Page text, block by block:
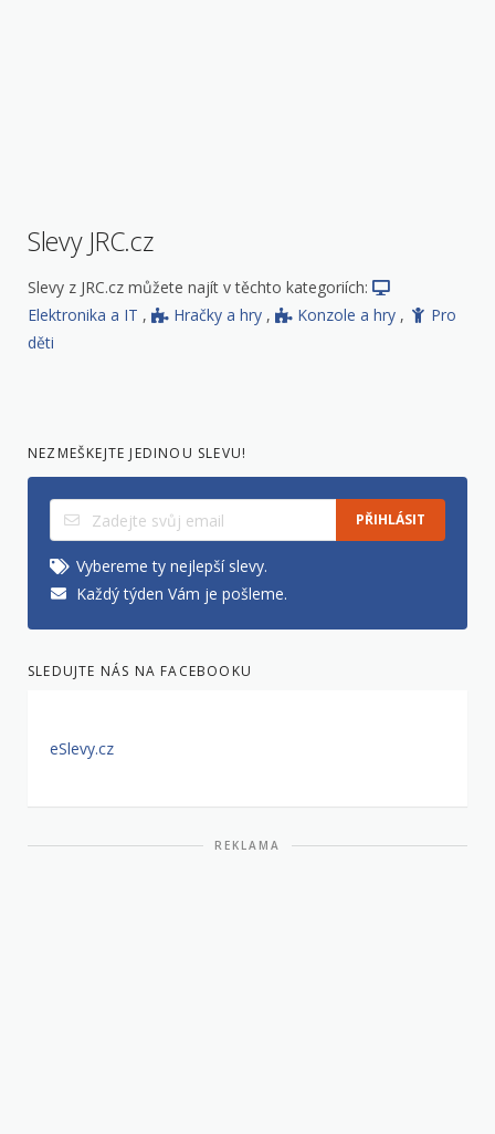
Slevy JRC.cz
Slevy z JRC.cz můžete najít v těchto kategoriích:
Elektronika a IT , Hračky a hry , Konzole a hry ,
Pro
děti
NEZMEŠKEJTE JEDINOU SLEVU!
PŘIHLÁSIT
Vybereme ty nejlepší slevy.
Každý týden Vám je pošleme.
SLEDUJTE NÁS NA FACEBOOKU
eSlevy.cz
REKLAMA